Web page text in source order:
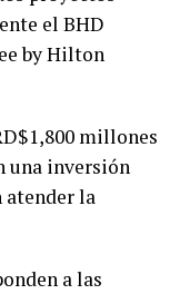
el BHD
by Hilton
millones
una inversión
atender la
a las